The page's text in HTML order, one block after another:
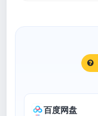
百度网盘